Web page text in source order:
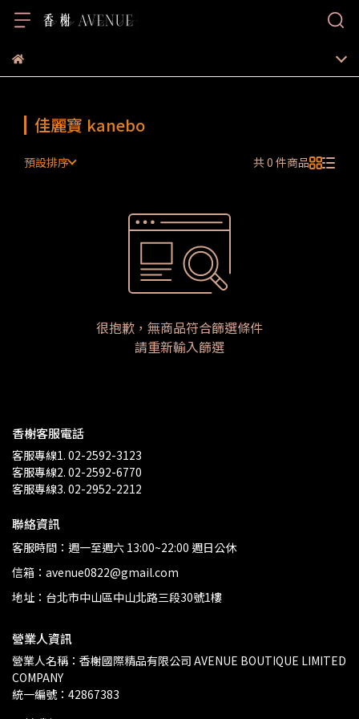
佳麗寶 kanebo
預設排序 共 0 件商品
很抱歉，無商品符合篩選條件
請重新輸入篩選
香榭客服電話
客服專線1. 02-2592-3123
客服專線2. 02-2592-6770
客服專線3. 02-2952-2212
聯絡資訊
客服時間：週一至週六 13:00~22:00 週日公休
信箱：avenue0822@gmail.com
地址：台北市中山區中山北路三段30號1樓
營業人資訊
營業人名稱：香榭國際精品有限公司 AVENUE BOUTIQUE LIMITED
COMPANY
統一編號：42867383